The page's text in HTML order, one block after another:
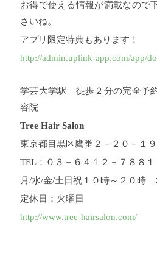
お得で使える情報が満載なので
さいね。
アプリ限定特典もあります！
http://admin.uplink-app.com/app/
学芸大学駅 徒歩２分の完全予
容院
Tree Hair Salon
東京都目黒区鷹番２－２０－１
TEL：０３－６４１２－７８８１
月/水/金/土日祝１０時～２０時
定休日：火曜日
http://www.tree-hairsalon.com/